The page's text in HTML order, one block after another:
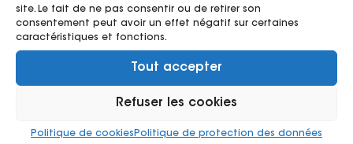
site. Le fait de ne pas consentir ou de retirer son
consentement peut avoir un effet négatif sur certaines
caractéristiques et fonctions.
Tout accepter
Refuser les cookies
Politique de cookies Politique de protection des données
29/10/2025
Et si produire de la
connaissance était une forme